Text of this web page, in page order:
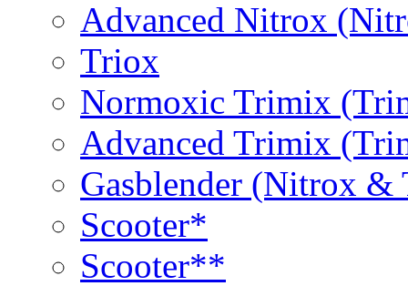
Advanced Nitrox
Triox
Normoxic Trimix
Advanced Trimix
Gasblender (Nitrox
Scooter*
Scooter**